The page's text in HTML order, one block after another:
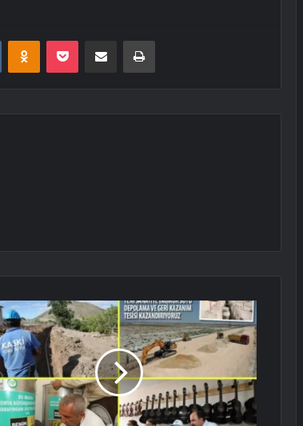
VKontakteOdnoklassniki
Pocket E-Posta ile paylaş Yazdır